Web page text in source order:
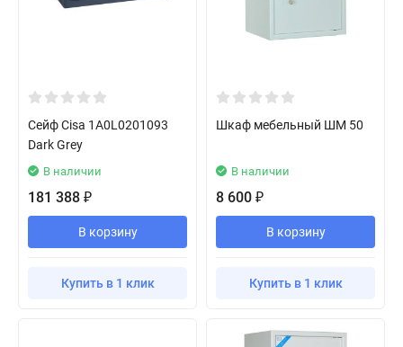
Сейф Cisa 1A0L0201093
Dark Grey
В наличии
181 388 ₽
В корзину
Купить в 1 клик
Шкаф мебельный ШМ 50
В наличии
8 600 ₽
В корзину
Купить в 1 клик